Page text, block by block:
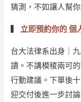
猜測，不如讓人幫你
立即預約你的 個
台大法律系出身｜
讀。不講模稜兩可
行動建議。下單後
迎交付後進一步討論